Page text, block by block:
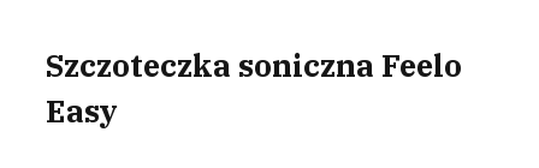
Szczoteczka soniczna Feelo
Easy